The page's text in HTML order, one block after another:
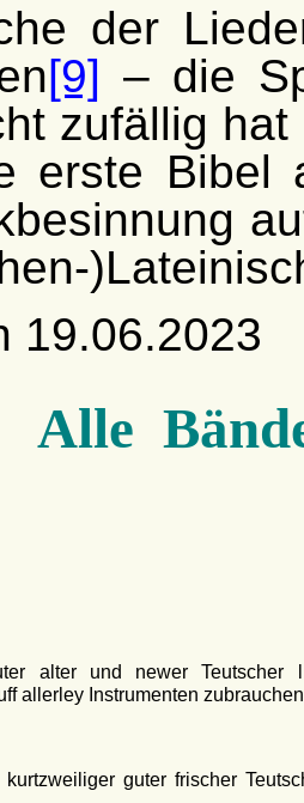
der
[9] – die
zufällig
erste Bibel
19.06.2023
Alle
alter und newer Teutscher
allerley Instrumenten
kurtzweiliger guter frischer